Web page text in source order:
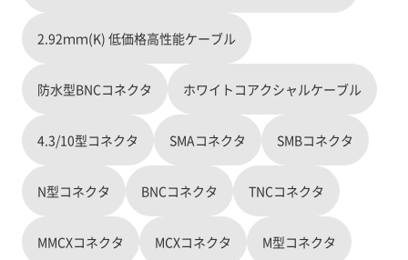
2.92ｍｍ(K) 低価格高性能ケーブル
防水型BNCコネクタ ホワイトコアクシャルケーブル
4.3/10型コネクタ SMAコネクタ SMBコネクタ
N型コネクタ BNCコネクタ TNCコネクタ
MMCXコネクタ MCXコネクタ M型コネクタ